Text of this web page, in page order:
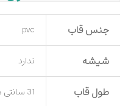
جنس قاب pvc
شیشه ندارد
طول قاب 31 سانتی متر